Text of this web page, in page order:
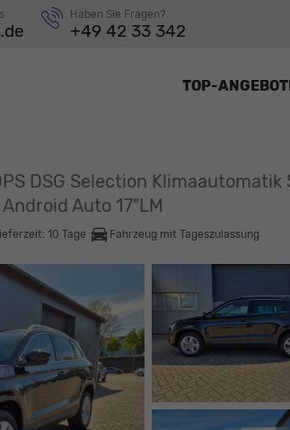
Haben Sie Fragen?
+49 42 33 342
TOP-
DSG Selection
Auto 17"LM
10 Tage Fahrzeug mit Tageszulassung